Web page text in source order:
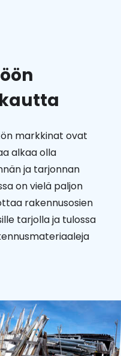
markkinat ovat
alkaa olla
ja tarjonnan
on vielä paljon
rakennusosien
tarjolla ja tulossa